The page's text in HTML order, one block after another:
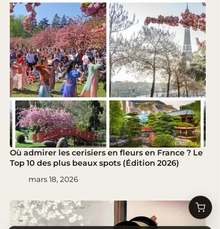
Où admirer les cerisiers en fleurs en France ? Le
Top 10 des plus beaux spots (Édition 2026)
mars 18, 2026